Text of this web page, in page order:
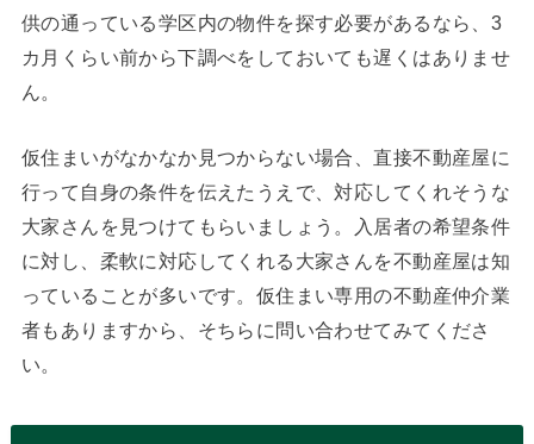
供の通っている学区内の物件を探す必要があるなら、3
カ月くらい前から下調べをしておいても遅くはありませ
ん。
仮住まいがなかなか見つからない場合、直接不動産屋に
行って自身の条件を伝えたうえで、対応してくれそうな
大家さんを見つけてもらいましょう。入居者の希望条件
に対し、柔軟に対応してくれる大家さんを不動産屋は知
っていることが多いです。仮住まい専用の不動産仲介業
者もありますから、そちらに問い合わせてみてくださ
い。